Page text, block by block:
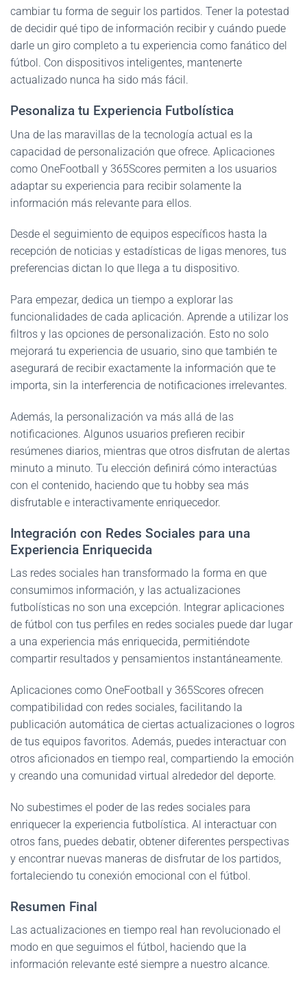
cambiar tu forma de seguir los partidos. Tener la potestad
de decidir qué tipo de información recibir y cuándo puede
darle un giro completo a tu experiencia como fanático del
fútbol. Con dispositivos inteligentes, mantenerte
actualizado nunca ha sido más fácil.
Pesonaliza tu Experiencia Futbolística
Una de las maravillas de la tecnología actual es la
capacidad de personalización que ofrece. Aplicaciones
como OneFootball y 365Scores permiten a los usuarios
adaptar su experiencia para recibir solamente la
información más relevante para ellos.
Desde el seguimiento de equipos específicos hasta la
recepción de noticias y estadísticas de ligas menores, tus
preferencias dictan lo que llega a tu dispositivo.
Para empezar, dedica un tiempo a explorar las
funcionalidades de cada aplicación. Aprende a utilizar los
filtros y las opciones de personalización. Esto no solo
mejorará tu experiencia de usuario, sino que también te
asegurará de recibir exactamente la información que te
importa, sin la interferencia de notificaciones irrelevantes.
Además, la personalización va más allá de las
notificaciones. Algunos usuarios prefieren recibir
resúmenes diarios, mientras que otros disfrutan de alertas
minuto a minuto. Tu elección definirá cómo interactúas
con el contenido, haciendo que tu hobby sea más
disfrutable e interactivamente enriquecedor.
Integración con Redes Sociales para una
Experiencia Enriquecida
Las redes sociales han transformado la forma en que
consumimos información, y las actualizaciones
futbolísticas no son una excepción. Integrar aplicaciones
de fútbol con tus perfiles en redes sociales puede dar lugar
a una experiencia más enriquecida, permitiéndote
compartir resultados y pensamientos instantáneamente.
Aplicaciones como OneFootball y 365Scores ofrecen
compatibilidad con redes sociales, facilitando la
publicación automática de ciertas actualizaciones o logros
de tus equipos favoritos. Además, puedes interactuar con
otros aficionados en tiempo real, compartiendo la emoción
y creando una comunidad virtual alrededor del deporte.
No subestimes el poder de las redes sociales para
enriquecer la experiencia futbolística. Al interactuar con
otros fans, puedes debatir, obtener diferentes perspectivas
y encontrar nuevas maneras de disfrutar de los partidos,
fortaleciendo tu conexión emocional con el fútbol.
Resumen Final
Las actualizaciones en tiempo real han revolucionado el
modo en que seguimos el fútbol, haciendo que la
información relevante esté siempre a nuestro alcance.